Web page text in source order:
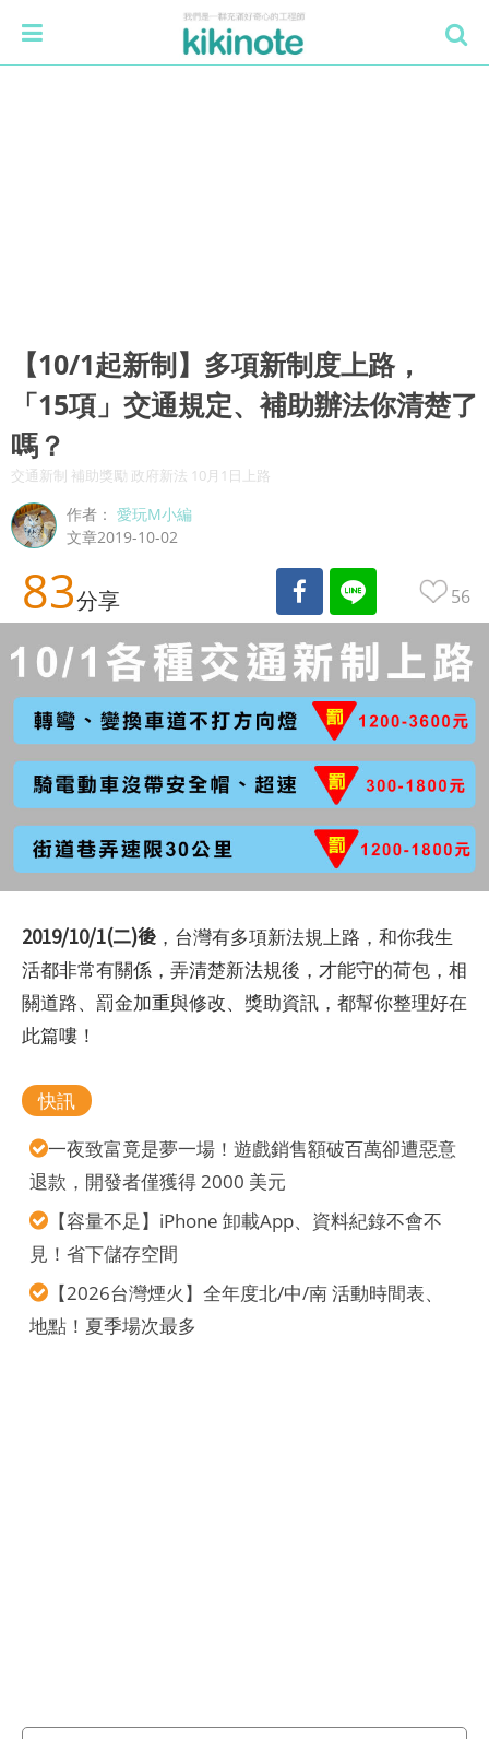
【10/1起新制】多項新制度上路，
「15項」交通規定、補助辦法你清楚了
嗎？
交通新制 補助獎勵 政府新法 10月1日上路
作者：愛玩M小編
文章2019-10-02
83分享 56
2019/10/1(二)後 ，台灣有多項新法規上路，和你我生
活都非常有關係，弄清楚新法規後，才能守的荷包，相
關道路、罰金加重與修改、獎助資訊，都幫你整理好在
此篇嘍！
快訊
一夜致富竟是夢一場！遊戲銷售額破百萬卻遭惡意
退款，開發者僅獲得 2000 美元
【容量不足】iPhone 卸載App、資料紀錄不會不
見！省下儲存空間
【2026台灣煙火】全年度北/中/南 活動時間表、
地點！夏季場次最多